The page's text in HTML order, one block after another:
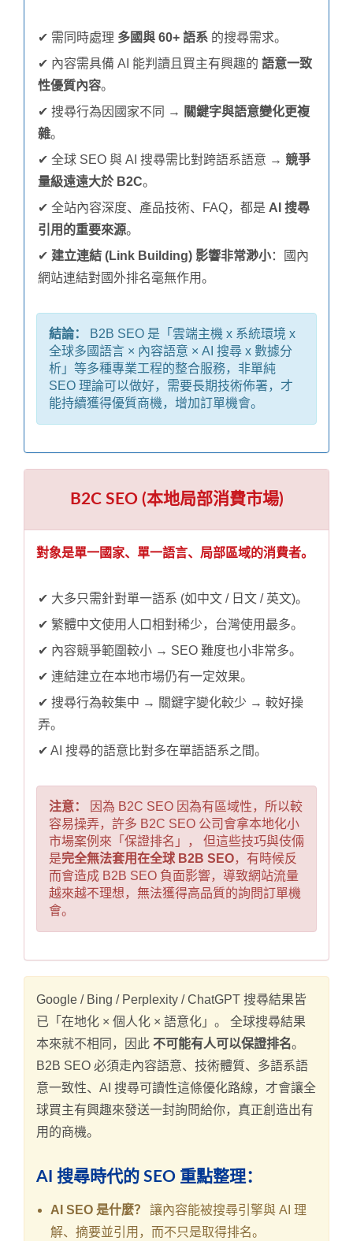
✔ 需同時處理 多國與 60+ 語系 的搜尋需求。
✔ 內容需具備 AI 能判讀且買主有興趣的 語意一致
性優質內容。
✔ 搜尋行為因國家不同 → 關鍵字與語意變化更複
雜。
✔ 全球 SEO 與 AI 搜尋需比對跨語系語意 → 競爭
量級遠遠大於 B2C。
✔ 全站內容深度、產品技術、FAQ，都是 AI 搜尋
引用的重要來源。
✔ 建立連結 (Link Building) 影響非常渺小：國內
網站連結對國外排名毫無作用。
結論：
B2B SEO 是「雲端主機 x 系統環境 x
全球多國語言 × 內容語意 × AI 搜尋 x 數據分
析」等多種專業工程的整合服務，非單純
SEO 理論可以做好，需要長期技術佈署，才
能持續獲得優質商機，增加訂單機會。
B2C SEO (本地局部消費市場)
對象是單一國家、單一語言、局部區域的消費者。
✔ 大多只需針對單一語系 (如中文 / 日文 / 英文)。
✔ 繁體中文使用人口相對稀少，台灣使用最多。
✔ 內容競爭範圍較小 → SEO 難度也小非常多。
✔ 連結建立在本地市場仍有一定效果。
✔ 搜尋行為較集中 → 關鍵字變化較少 → 較好操
弄。
✔ AI 搜尋的語意比對多在單語語系之間。
注意：
因為 B2C SEO 因為有區域性，所以較
容易操弄，許多 B2C SEO 公司會拿本地化小
市場案例來「保證排名」， 但這些技巧與伎倆
是完全無法套用在全球 B2B SEO，有時候反
而會造成 B2B SEO 負面影響，導致網站流量
越來越不理想，無法獲得高品質的詢問訂單機
會。
Google / Bing / Perplexity / ChatGPT 搜尋結果皆
已「在地化 × 個人化 × 語意化」。 全球搜尋結果
本來就不相同，因此 不可能有人可以保證排名。
B2B SEO 必須走內容語意、技術體質、多語系語
意一致性、AI 搜尋可讀性這條優化路線，才會讓全
球買主有興趣來發送一封詢問給你，真正創造出有
用的商機。
AI 搜尋時代的 SEO 重點整理：
AI SEO 是什麼？
讓內容能被搜尋引擎與 AI 理
解、摘要並引用，而不只是取得排名。